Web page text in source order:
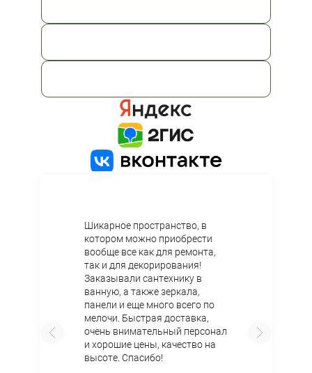
Перезвоните мне
Я принимаюПоложениеи даю
Шикарное пространство, в
котором можно приобрести
вообще все как для ремонта,
так и для декорирования!
Заказывали сантехнику в
ванную, а также зеркала,
панели и еще много всего по
мелочи. Быстрая доставка,
очень внимательный персонал
и хорошие цены, качество на
высоте. Спасибо!